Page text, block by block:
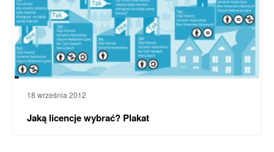
18 września 2012
Jaką licencje wybrać? Plakat